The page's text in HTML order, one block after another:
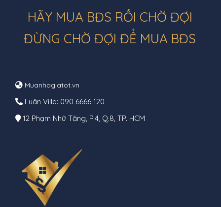
HÃY MUA BĐS RỒI CHỜ ĐỢI
ĐỪNG CHỜ ĐỢI ĐỂ MUA BĐS
Muanhagiatot.vn
Luân Villa: 090 6666 120
12 Phạm Nhữ Tăng, P.4, Q.8, TP. HCM